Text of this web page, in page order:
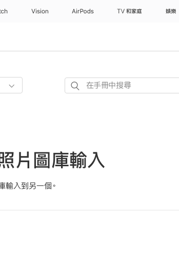
Vision AirPods TV 和家庭 娛樂
在
尋
片圖庫輸入
輸入到另一個。